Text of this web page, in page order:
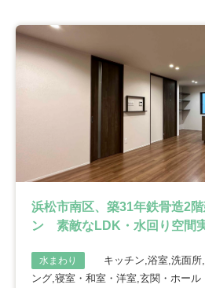
浜松市南区、築31年鉄骨造2
ン 素敵なLDK・水回り空間
水まわり
キッチン,浴室,洗面
ング,寝室・和室・洋室,玄関・ホー